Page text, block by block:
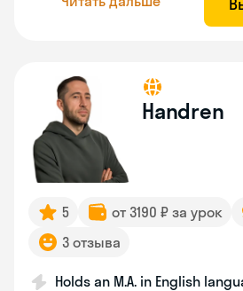
Handren
5 от 3190 ₽ за урок
3 отзыва
Holds an M.A. in English